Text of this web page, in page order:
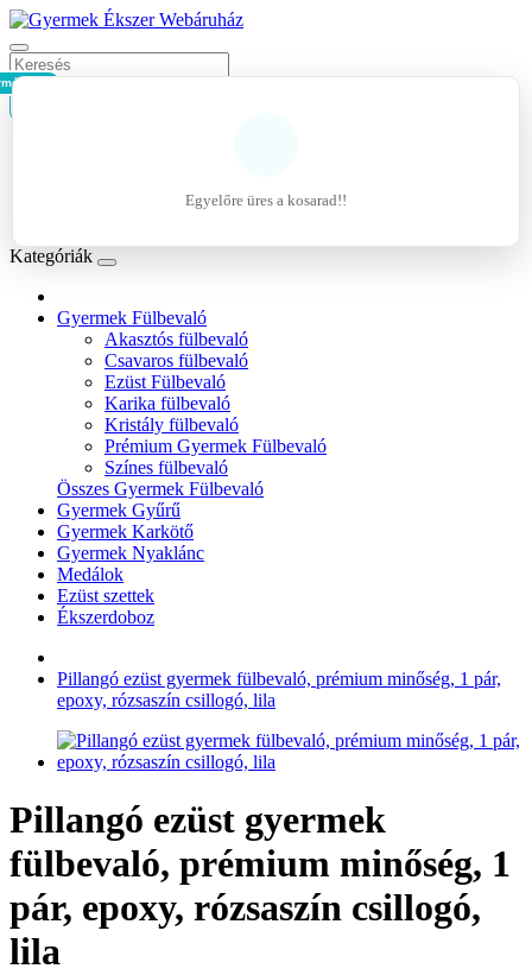
- 0Ft
Egyelőre üres a kosarad!!
Kategóriák
Gyermek Fülbevaló
Akasztós fülbevaló
Csavaros fülbevaló
Ezüst Fülbevaló
Karika fülbevaló
Kristály fülbevaló
Prémium Gyermek Fülbevaló
Színes fülbevaló
Összes Gyermek Fülbevaló
Gyermek Gyűrű
Gyermek Karkötő
Gyermek Nyaklánc
Medálok
Ezüst szettek
Ékszerdoboz
Pillangó ezüst gyermek fülbevaló, prémium minőség, 1 pár,
epoxy, rózsaszín csillogó, lila
Pillangó ezüst gyermek
fülbevaló, prémium minőség, 1
pár, epoxy, rózsaszín csillogó,
lila